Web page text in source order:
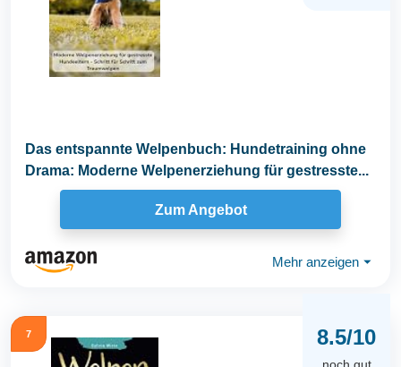
Das entspannte Welpenbuch: Hundetraining ohne
Drama: Moderne Welpenerziehung für gestresste...
Zum Angebot
Mehr anzeigen ⏷
7 8.5/10